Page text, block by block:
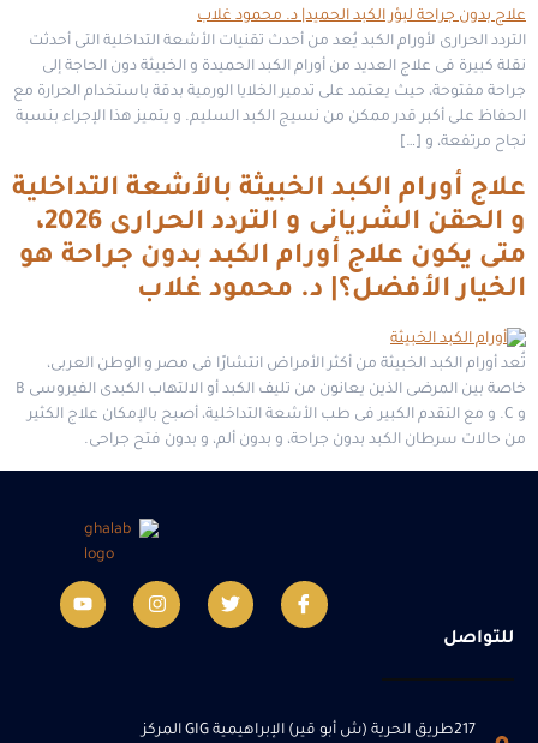
التردد الحرارى لأورام الكبد يُعد من أحدث تقنيات الأشعة التداخلية التى أحدثت
نقلة كبيرة فى علاج العديد من أورام الكبد الحميدة و الخبيثة دون الحاجة إلى
جراحة مفتوحة، حيث يعتمد على تدمير الخلايا الورمية بدقة باستخدام الحرارة مع
الحفاظ على أكبر قدر ممكن من نسيج الكبد السليم. و يتميز هذا الإجراء بنسبة
نجاح مرتفعة، و […]
علاج أورام الكبد الخبيثة بالأشعة التداخلية
و الحقن الشريانى و التردد الحرارى 2026،
متى يكون علاج أورام الكبد بدون جراحة هو
الخيار الأفضل؟| د. محمود غلاب
تُعد أورام الكبد الخبيثة من أكثر الأمراض انتشارًا فى مصر و الوطن العربى،
خاصة بين المرضى الذين يعانون من تليف الكبد أو الالتهاب الكبدى الفيروسى B
و C. و مع التقدم الكبير فى طب الأشعة التداخلية، أصبح بالإمكان علاج الكثير
من حالات سرطان الكبد بدون جراحة، و بدون ألم، و بدون فتح جراحى.
للتواصل
217طريق الحرية (ش أبو قير) الإبراهيمية GIG المركز